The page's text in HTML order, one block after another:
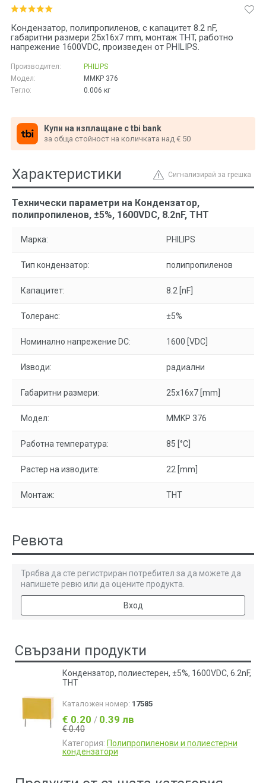
Кондензатор, полипропиленов, с капацитет 8.2 nF,
габаритни размери 25x16x7 mm, монтаж THT, работно
напрежение 1600VDC, произведен от PHILIPS.
Производител:
PHILIPS
Модел:
MMKP 376
Тегло:
0.006 кг
Купи на изплащане с tbi bank
за обща стойност на количката над € 50
Сигнализирай за грешка
Характеристики
Технически параметри на Кондензатор,
полипропиленов, ±5%, 1600VDC, 8.2nF, THT
Марка: PHILIPS
Тип кондензатор: полипропиленов
Капацитет: 8.2 [nF]
Толеранс: ±5%
Номинално напрежение DC: 1600 [VDC]
Изводи: радиални
Габаритни размери: 25x16x7 [mm]
Модел: MMKP 376
Работна температура: 85 [°C]
Растер на изводите: 22 [mm]
Монтаж: THT
Ревюта
Трябва да сте регистриран потребител за да можете да
напишете ревю или да оцените продукта.
Вход
Свързани продукти
Кондензатор, полиестерен, ±5%, 1600VDC, 6.2nF,
THT
Каталожен номер: 17585
€ 0.20 / 0.39 лв
€ 0.40
Категория: Полипропиленови и полиестерни
кондензатори